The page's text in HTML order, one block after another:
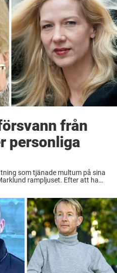
från
personliga
som tjänade multum på sina
rampljuset. Efter att ha